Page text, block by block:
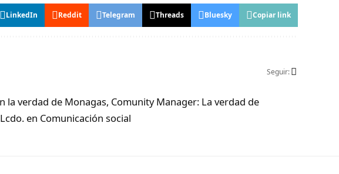
LinkedIn Reddit Telegram Threads Bluesky Copiar link
Seguir:
la verdad de Monagas, Comunity Manager: La verdad de
en Comunicación social